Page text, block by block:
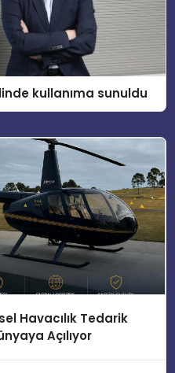
kullanıma sunuldu
Havacılık Tedarik
Açılıyor